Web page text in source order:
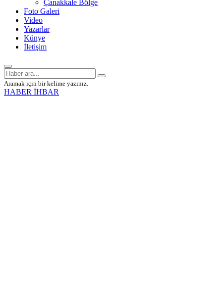
Çanakkale Bölge
Foto Galeri
Video
Yazarlar
Künye
İletişim
Aramak için bir kelime yazınız.
HABER İHBAR